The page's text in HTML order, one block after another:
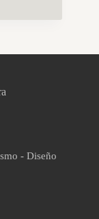
- Diseño